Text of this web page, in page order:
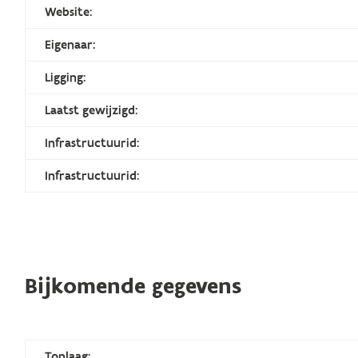
Website:
Eigenaar:
Ligging:
Laatst gewijzigd:
Infrastructuurid:
Infrastructuurid:
Bijkomende gegevens